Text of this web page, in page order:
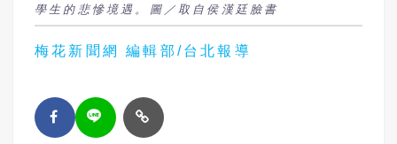
學生的悲慘境遇。圖／取自侯漢廷臉書
梅花新聞網 編輯部/台北報導